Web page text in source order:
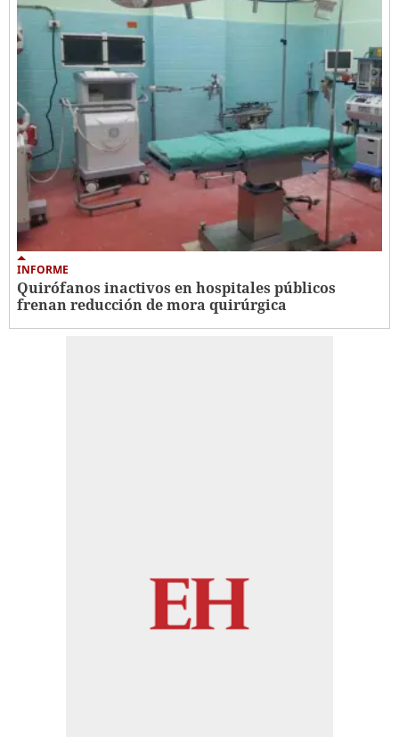
INFORME
Quirófanos inactivos en hospitales públicos
frenan reducción de mora quirúrgica